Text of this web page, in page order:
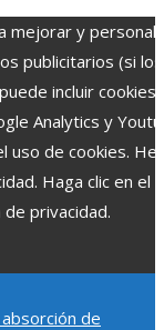
mejorar y
publicitarios (si los
incluir cookies
Analytics y
uso de cookies.
Haga clic en el
privacidad.
de